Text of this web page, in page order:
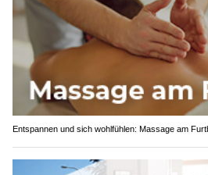
Entspannen und sich wohlfühlen: Massage am